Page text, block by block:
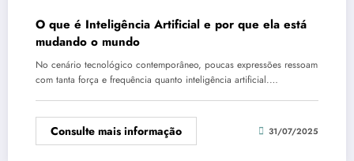
O que é Inteligência Artificial e por que ela está
mudando o mundo
No cenário tecnológico contemporâneo, poucas expressões ressoam
com tanta força e frequência quanto inteligência artificial.…
Consulte mais informação 31/07/2025